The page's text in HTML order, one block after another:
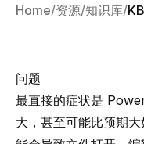
Home 资源 知识库
问题
最直接的症状是
大，甚至可能比预期